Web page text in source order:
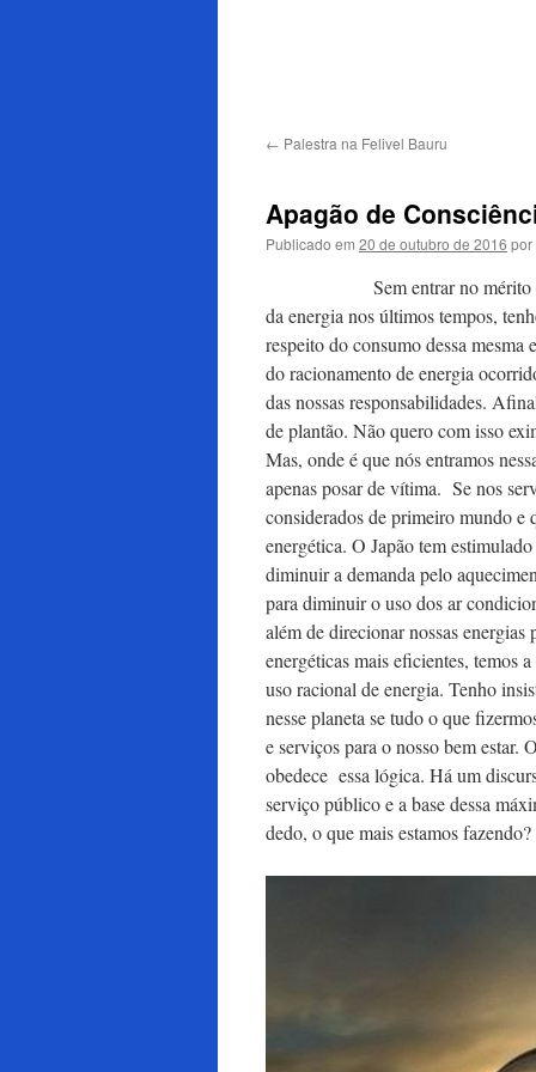
← Palestra na Felivel Bauru
Apagão de
Publicado em 20 de outubro de 2016 por
Sem entrar no mérito da
da energia nos últimos tempos,
respeito do consumo dessa
do racionamento de energia
das nossas responsabilidades.
de plantão. Não quero com isso
Mas, onde é que nós entramos
apenas posar de vítima. Se nos
considerados de primeiro mundo e
energética. O Japão tem
diminuir a demanda pelo
para diminuir o uso dos ar
além de direcionar nossas energias
energéticas mais eficientes, temos
uso racional de energia. Tenho
nesse planeta se tudo o que
e serviços para o nosso bem estar.
obedece essa lógica. Há um
serviço público e a base dessa
dedo, o que